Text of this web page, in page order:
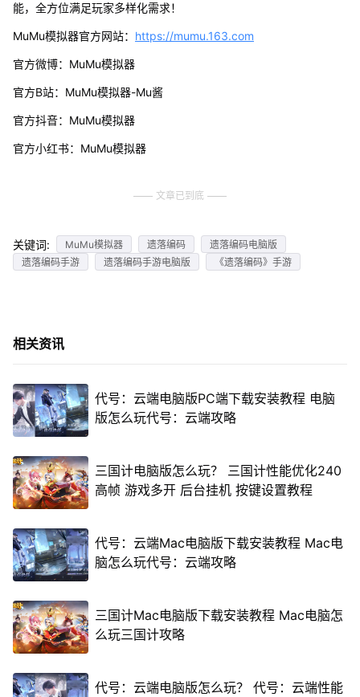
能，全方位满足玩家多样化需求！
MuMu模拟器官方网站： https://mumu.163.com
官方微博：MuMu模拟器
官方B站：MuMu模拟器-Mu酱
官方抖音：MuMu模拟器
官方小红书：MuMu模拟器
文章已到底
关键词: MuMu模拟器 遗落编码
遗落编码电脑版
遗落编码手游
遗落编码手游电脑版 《遗落编码》手游
相关资讯
代号：云端电脑版PC端下载安装教程 电脑
版怎么玩代号：云端攻略
三国计电脑版怎么玩？ 三国计性能优化240
高帧 游戏多开 后台挂机 按键设置教程
代号：云端Mac电脑版下载安装教程 Mac电
脑怎么玩代号：云端攻略
三国计Mac电脑版下载安装教程 Mac电脑怎
么玩三国计攻略
代号：云端电脑版怎么玩？ 代号：云端性能